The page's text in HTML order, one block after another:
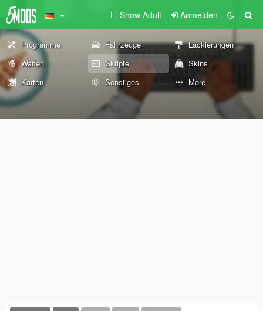
Show Adult Anmelden
Programme Fahrzeuge
Lackierungen
Waffen
Skripte
Skins
Karten
Sonstiges More